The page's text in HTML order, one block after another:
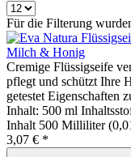
Für die Filterung
Milch & Honig
Cremige Flüssigseife
pflegt und schützt Ihre
getestet Eigenschaften
Inhalt: 500 ml
Inhalt 500 Milliliter
3,07 € *